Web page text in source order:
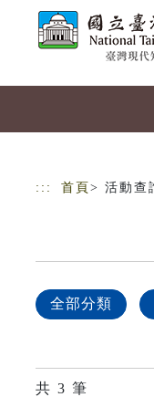
::: 首頁 > 活動查
全部分類
共 3 筆